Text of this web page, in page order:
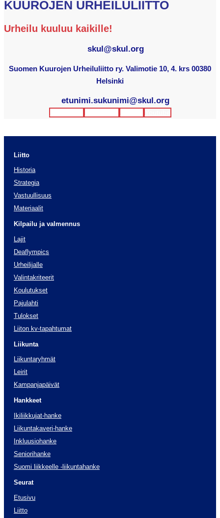
KUUROJEN URHEILULIITTO
Urheilu kuuluu kaikille!
skul@skul.org
Suomen Kuurojen Urheiluliitto ry. Valimotie 10, 4. krs 00380
Helsinki
etunimi.sukunimi@skul.org
Liitto
Historia
Strategia
Vastuullisuus
Materiaalit
Kilpailu ja valmennus
Lajit
Deaflympics
Urheilijalle
Valintakriteerit
Koulutukset
Pajulahti
Tulokset
Liiton kv-tapahtumat
Liikunta
Liikuntaryhmät
Leirit
Kampanjapäivät
Hankkeet
Ikiliikkujat-hanke
Liikuntakaveri-hanke
Inkluusiohanke
Seniorihanke
Suomi liikkeelle -liikuntahanke
Seurat
Etusivu
Liitto